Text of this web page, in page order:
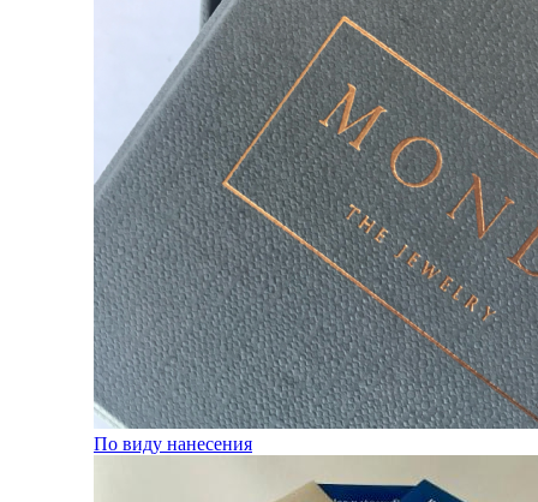
По виду нанесения